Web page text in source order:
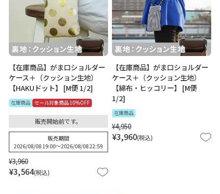
【在庫商品】がま口ショルダー
ケース＋（クッション生地）
【HAKUドット】 [M便 1/2]
在庫商品 セール対象商品 10%OFF
¥3,960
¥3,564 税込
販売開始前です。
販売期間
2026/08/08 19:00〜2026/08/08 22:59
【在庫商品】がま口ショルダー
ケース＋（クッション生地）
【綿布・ヒッコリー】 [M便
1/2]
在庫商品
¥4,950
¥3,960 税込